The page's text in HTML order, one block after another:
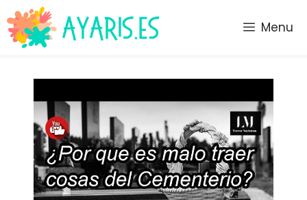
Saltar
al
contenido
Menu